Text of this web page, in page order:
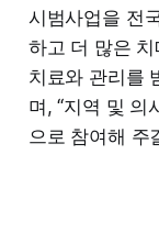
시범사업을 전
하고 더 많은
치료와 관리를
며, “지역 및 의
으로 참여해 주